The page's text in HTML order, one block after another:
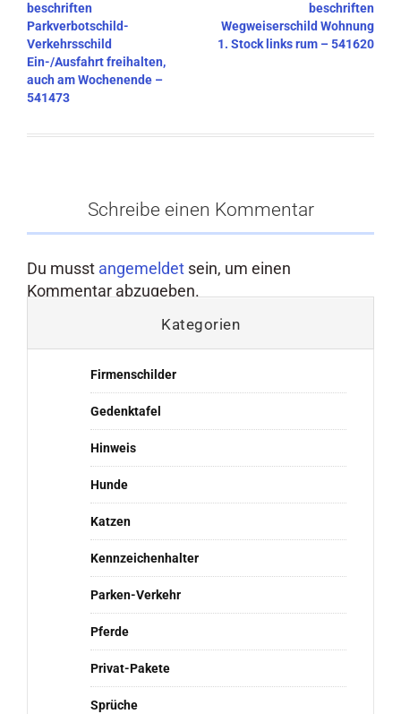
beschriften
Parkverbotschild-
Verkehrsschild
Ein-/Ausfahrt freihalten,
auch am Wochenende –
541473
beschriften
Wegweiserschild Wohnung
1. Stock links rum – 541620
Schreibe einen Kommentar
Du musst angemeldet sein, um einen
Kommentar abzugeben.
Kategorien
Firmenschilder
Gedenktafel
Hinweis
Hunde
Katzen
Kennzeichenhalter
Parken-Verkehr
Pferde
Privat-Pakete
Sprüche